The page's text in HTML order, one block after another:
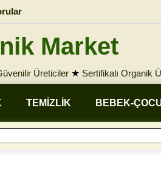
Market
Üreticiler ★ Sertifikalı Organik
TEMİZLİK BEBEK-